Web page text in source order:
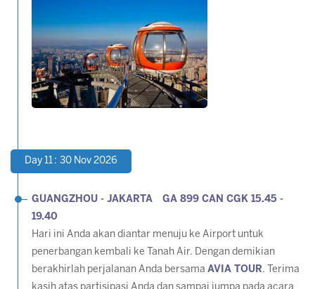
Day 11 : 30 Nov 2026
GUANGZHOU - JAKARTA GA 899 CAN CGK 15.45 -
19.40
Hari ini Anda akan diantar menuju ke Airport untuk
penerbangan kembali ke Tanah Air. Dengan demikian
berakhirlah perjalanan Anda bersama AVIA TOUR. Terima